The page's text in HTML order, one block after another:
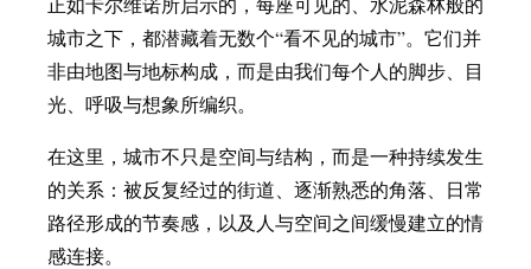
城市之下，都潜藏着无数个“看不见的城市”。它们并
非由地图与地标构成，而是由我们每个人的脚步、目
光、呼吸与想象所编织。
在这里，城市不只是空间与结构，而是一种持续发生
的关系：被反复经过的街道、逐渐熟悉的角落、日常
路径形成的节奏感，以及人与空间之间缓慢建立的情
感连接。